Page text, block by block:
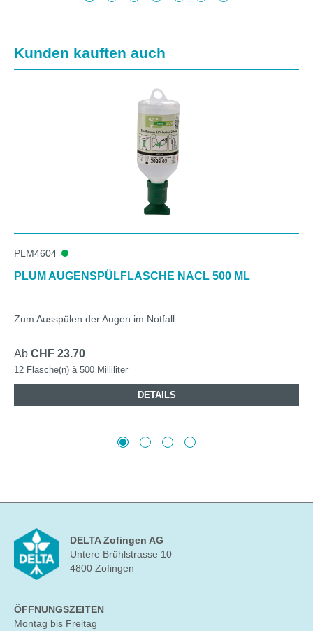
Produktgalerie überspringen
Kunden kauften auch
PLM4604
PLUM AUGENSPÜLFLASCHE NACL 500 ML
Zum Ausspülen der Augen im Notfall
Ab CHF 23.70
12 Flasche(n) à 500 Milliliter
DETAILS
DELTA Zofingen AG
Untere Brühlstrasse 10
4800 Zofingen
ÖFFNUNGSZEITEN
Montag bis Freitag